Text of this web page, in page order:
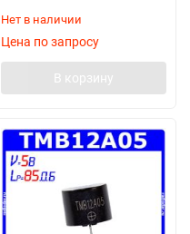
Нет в наличии
Цена по запросу
В корзину